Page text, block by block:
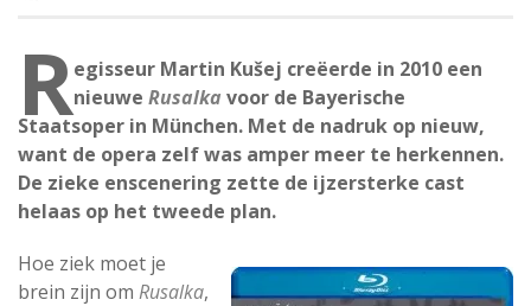
Regisseur Martin Kušej creëerde in 2010 een
nieuwe Rusalka voor de Bayerische
Staatsoper in München. Met de nadruk op nieuw,
want de opera zelf was amper meer te herkennen.
De zieke enscenering zette de ijzersterke cast
helaas op het tweede plan.
Hoe ziek moet je
brein zijn om Rusalka,